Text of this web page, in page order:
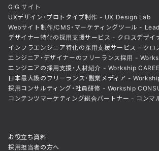
GIG サイト
UXデザイン・プロトタイプ制作 - UX Design Lab
Webサイト制作/CMS・マーケティングツール -
デザイナー特化の採用支援サービス - クロスデザイ
インフラエンジニア特化の採用支援サービス - クロ
エンジニア・デザイナーのフリーランス採用 -
エンジニアの採用支援・人材紹介 - Workship
日本最大級のフリーランス・副業メディア -
採用コンサルティング・社員研修 - Workship
コンテンツマーケティング総合パートナー - コンマ
お役立ち資料
採用担当者の方へ